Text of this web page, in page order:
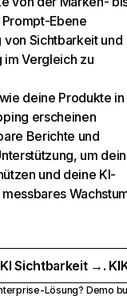
Ebene
von Sichtbarkeit und
im Vergleich zu
deine Produkte in
erscheinen
Berichte und
um dein
und deine KI-
Sichtbarkeit →.
Lösung? Demo